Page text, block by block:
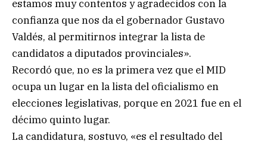
estamos muy contentos y agradecidos con la
confianza que nos da el gobernador Gustavo
Valdés, al permitirnos integrar la lista de
candidatos a diputados provinciales».
Recordó que, no es la primera vez que el MID
ocupa un lugar en la lista del oficialismo en
elecciones legislativas, porque en 2021 fue en el
décimo quinto lugar.
La candidatura, sostuvo, «es el resultado del